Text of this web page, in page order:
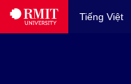
Tiếng Việt